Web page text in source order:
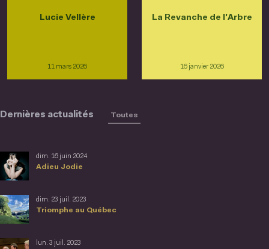
Lucie Vellère
11 mars 2026
La Revanche de l'Arbre
16 janvier 2026
Dernières actualités Toutes
Adieu Jodie
dim. 16 juin 2024
Triomphe au Québec
dim. 23 juil. 2023
lun. 3 juil. 2023